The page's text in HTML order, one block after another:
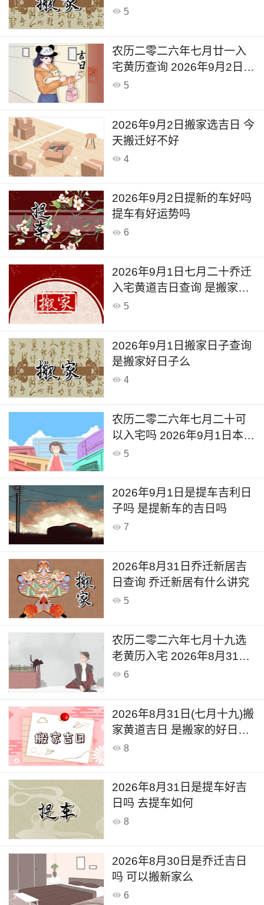
5
农历二零二六年七月廿一入
宅黄历查询 2026年9月2日今
天可以入宅新居吗
5
2026年9月2日搬家选吉日 今
天搬迁好不好
4
2026年9月2日提新的车好吗
提车有好运势吗
6
2026年9月1日七月二十乔迁
入宅黄道吉日查询 是搬家吉
日么
5
2026年9月1日搬家日子查询
是搬家好日子么
4
农历二零二六年七月二十可
以入宅吗 2026年9月1日本日
入宅吉利么
5
2026年9月1日是提车吉利日
子吗 是提新车的吉日吗
7
2026年8月31日乔迁新居吉
日查询 乔迁新居有什么讲究
5
农历二零二六年七月十九选
老黄历入宅 2026年8月31日
这天可以入宅搬家吗
6
2026年8月31日(七月十九)搬
家黄道吉日 是搬家的好日子
吗 8
2026年8月31日是提车好吉
日吗 去提车如何
8
2026年8月30日是乔迁吉日
吗 可以搬新家么
6